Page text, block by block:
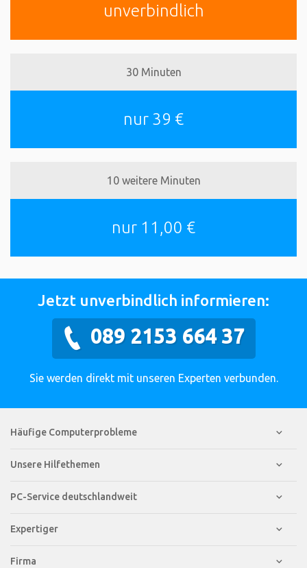
unverbindlich
30 Minuten
nur 39 €
10 weitere Minuten
nur 11,00 €
Jetzt unverbindlich informieren:
089 2153 664 37
Sie werden direkt mit unseren Experten verbunden.
Häufige Computerprobleme
Unsere Hilfethemen
PC-Service deutschlandweit
Expertiger
Firma